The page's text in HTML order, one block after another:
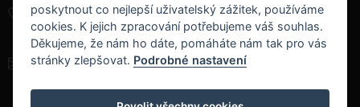
+420 284 826 787
+420 604 728 042
info@boatpark.cz
poskytnout co nejlepší uživatelský zážitek, používáme
cookies. K jejich zpracování potřebujeme váš souhlas.
Děkujeme, že nám ho dáte, pomáháte nám tak pro vás
stránky zlepšovat. Podrobné nastavení